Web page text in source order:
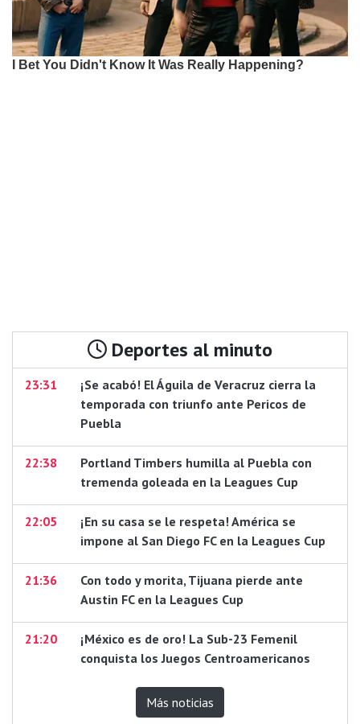
Deportes al minuto
23:31
¡Se acabó! El Águila de Veracruz cierra la
temporada con triunfo ante Pericos de
Puebla
22:38
Portland Timbers humilla al Puebla con
tremenda goleada en la Leagues Cup
22:05
¡En su casa se le respeta! América se
impone al San Diego FC en la Leagues Cup
21:36
Con todo y morita, Tijuana pierde ante
Austin FC en la Leagues Cup
21:20
¡México es de oro! La Sub-23 Femenil
conquista los Juegos Centroamericanos
Más noticias